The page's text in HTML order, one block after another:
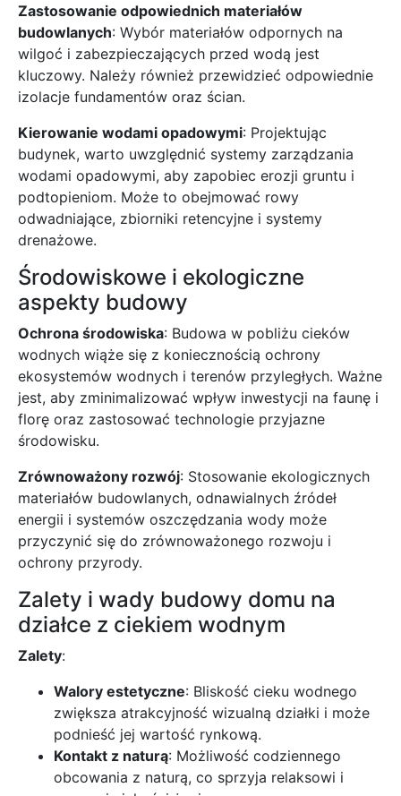
Zastosowanie odpowiednich materiałów
budowlanych: Wybór materiałów odpornych na
wilgoć i zabezpieczających przed wodą jest
kluczowy. Należy również przewidzieć odpowiednie
izolacje fundamentów oraz ścian.
Kierowanie wodami opadowymi: Projektując
budynek, warto uwzględnić systemy zarządzania
wodami opadowymi, aby zapobiec erozji gruntu i
podtopieniom. Może to obejmować rowy
odwadniające, zbiorniki retencyjne i systemy
drenażowe.
Środowiskowe i ekologiczne
aspekty budowy
Ochrona środowiska: Budowa w pobliżu cieków
wodnych wiąże się z koniecznością ochrony
ekosystemów wodnych i terenów przyległych. Ważne
jest, aby zminimalizować wpływ inwestycji na faunę i
florę oraz zastosować technologie przyjazne
środowisku.
Zrównoważony rozwój: Stosowanie ekologicznych
materiałów budowlanych, odnawialnych źródeł
energii i systemów oszczędzania wody może
przyczynić się do zrównoważonego rozwoju i
ochrony przyrody.
Zalety i wady budowy domu na
działce z ciekiem wodnym
Zalety:
Walory estetyczne: Bliskość cieku wodnego
zwiększa atrakcyjność wizualną działki i może
podnieść jej wartość rynkową.
Kontakt z naturą: Możliwość codziennego
obcowania z naturą, co sprzyja relaksowi i